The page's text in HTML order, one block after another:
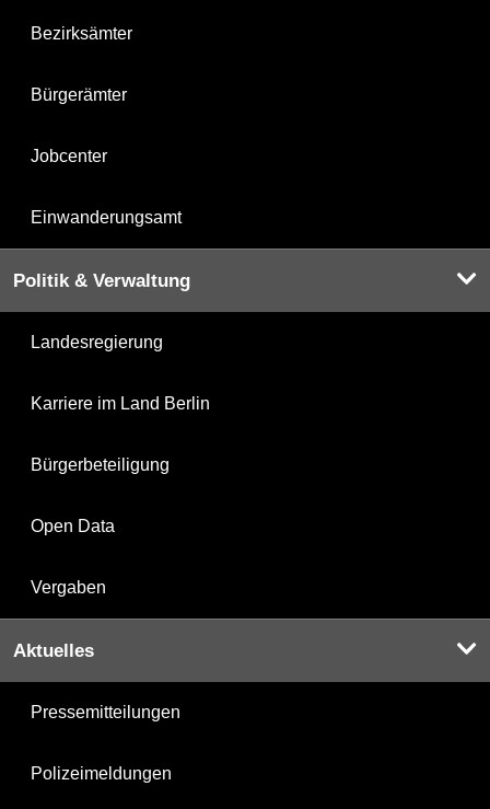
Bezirksämter
Bürgerämter
Jobcenter
Einwanderungsamt
Politik & Verwaltung
Landesregierung
Karriere im Land Berlin
Bürgerbeteiligung
Open Data
Vergaben
Aktuelles
Pressemitteilungen
Polizeimeldungen